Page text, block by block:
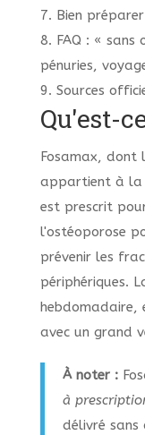
7. Bien
8. FAQ : « sans
pénuries,
9. Sources
Qu'est-
Fosamax, dont
appartient à la
est prescrit
l'ostéoporose
prévenir les
périphériques.
hebdomadaire,
avec un grand
À noter :
à
délivré sans